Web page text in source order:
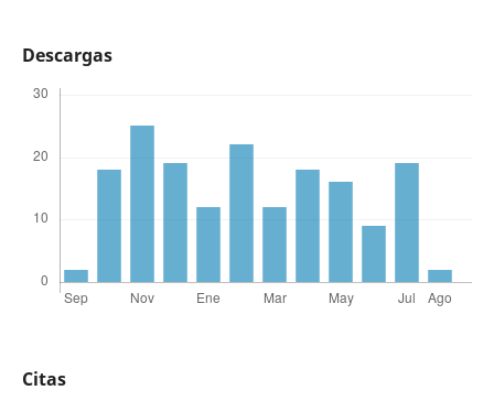
Descargas
Citas